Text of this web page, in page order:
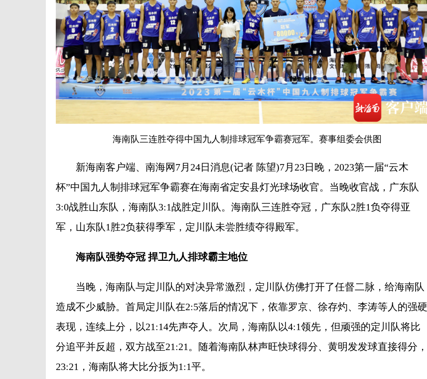
海南队三连胜夺得中国九人制排球冠军争霸赛冠军。赛事组委会供图
新海南客户端、南海网7月24日消息(记者 陈望)7月23日晚，2023第一届“云木
杯”中国九人制排球冠军争霸赛在海南省定安县灯光球场收官。当晚收官战，广东队
3:0战胜山东队，海南队3:1战胜定川队。海南队三连胜夺冠，广东队2胜1负夺得亚
军，山东队1胜2负获得季军，定川队未尝胜绩夺得殿军。
海南队强势夺冠 捍卫九人排球霸主地位
当晚，海南队与定川队的对决异常激烈，定川队仿佛打开了任督二脉，给海南队
造成不少威胁。首局定川队在2:5落后的情况下，依靠罗京、徐存灼、李涛等人的强硬
表现，连续上分，以21:14先声夺人。次局，海南队以4:1领先，但顽强的定川队将比
分追平并反超，双方战至21:21。随着海南队林声旺快球得分、黄明发发球直接得分，
23:21，海南队将大比分扳为1:1平。